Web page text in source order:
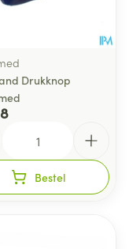
Drukknop
Bestel